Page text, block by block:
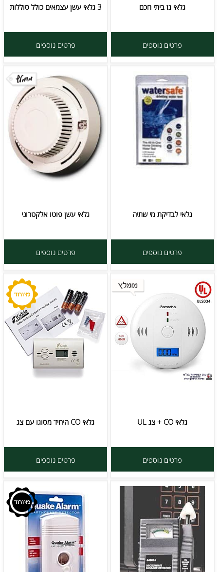
גלאי גז ביתי חכם
פרטים נוספים
3 גלאי עשן עצמאים כולל סוללות
פרטים נוספים
גלאי לבדיקת מי שתיה
פרטים נוספים
גלאי עשן פוטו אלקטרוני
פרטים נוספים
גלאי CO + צג UL
פרטים נוספים
גלאי CO היחיד מסוגו עם צג
פרטים נוספים